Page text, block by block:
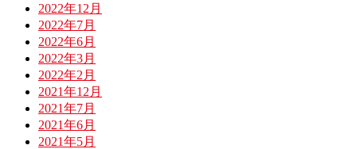
2022年12月
2022年7月
2022年6月
2022年3月
2022年2月
2021年12月
2021年7月
2021年6月
2021年5月